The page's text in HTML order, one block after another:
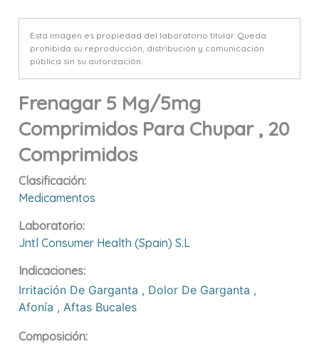
Esta imagen es propiedad del laboratorio titular. Queda
prohibida su reproducción, distribución y comunicación
pública sin su autorización.
Frenagar 5 Mg/5mg
Comprimidos Para Chupar , 20
Comprimidos
Clasificación:
Medicamentos
Laboratorio:
Jntl Consumer Health (spain) S.l
Indicaciones:
Irritación De Garganta , Dolor De Garganta ,
Afonía , Aftas Bucales
Composición: